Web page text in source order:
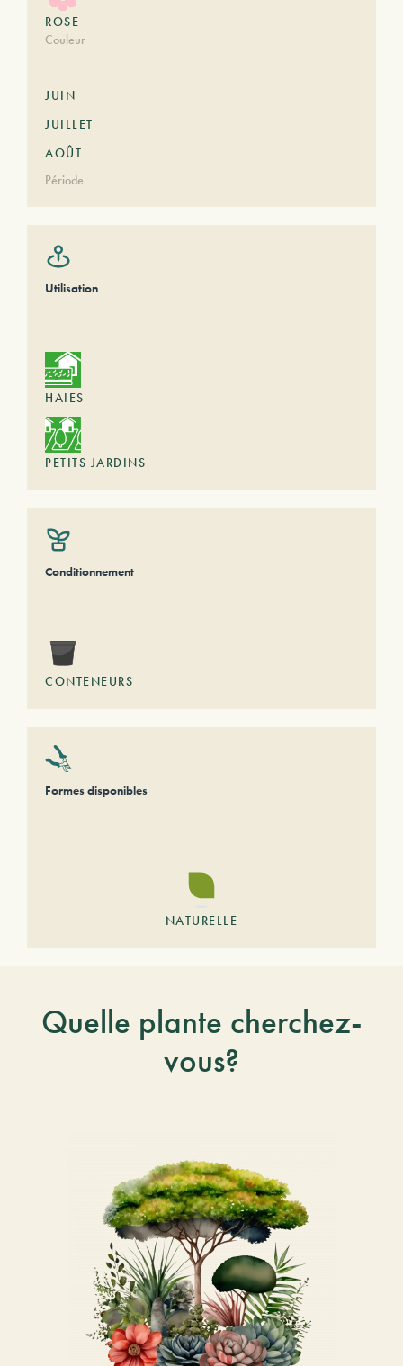
ROSE
Couleur
JUIN
JUILLET
AOÛT
Période
Utilisation
HAIES
PETITS JARDINS
Conditionnement
CONTENEURS
Formes disponibles
NATURELLE
Quelle plante cherchez-
vous?